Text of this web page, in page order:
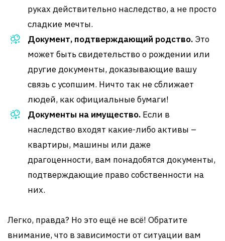
руках действительно наследство, а не просто
сладкие мечты.
Документ, подтверждающий родство. Это
может быть свидетельство о рождении или
другие документы, доказывающие вашу
связь с усопшим. Ничто так не сближает
людей, как официальные бумаги!
Документы на имущество. Если в
наследство входят какие-либо активы –
квартиры, машины или даже
драгоценности, вам понадобятся документы,
подтверждающие право собственности на
них.
Легко, правда? Но это ещё не всё! Обратите
внимание, что в зависимости от ситуации вам